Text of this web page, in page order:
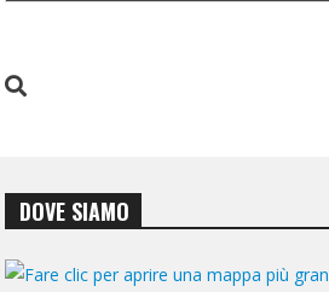
DOVE SIAMO